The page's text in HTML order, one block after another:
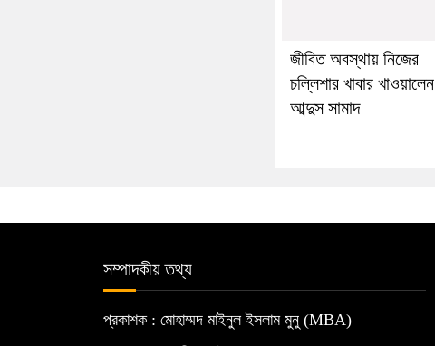
জীবিত অবস্থায় নিজের
চল্লিশার খাবার খাওয়ালেন
আব্দুস সামাদ
সম্পাদকীয় তথ্য
প্রকাশক : মোহাম্মদ মাইনুল ইসলাম মুনু (MBA)